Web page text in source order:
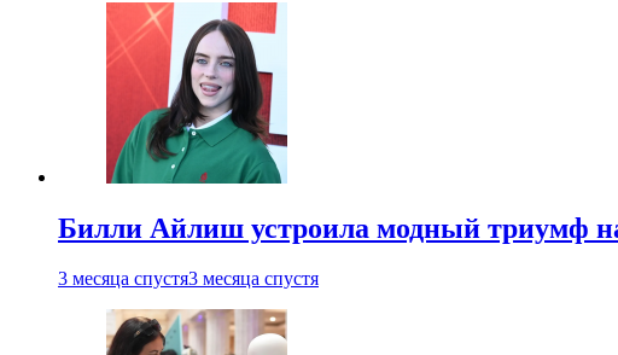
Билли Айлиш устроила модный триумф
3 месяца спустя3 месяца спустя